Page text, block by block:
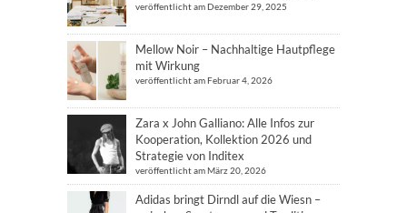
veröffentlicht am Dezember 29, 2025
Mellow Noir – Nachhaltige Hautpflege
mit Wirkung
veröffentlicht am Februar 4, 2026
Zara x John Galliano: Alle Infos zur
Kooperation, Kollektion 2026 und
Strategie von Inditex
veröffentlicht am März 20, 2026
Adidas bringt Dirndl auf die Wiesn –